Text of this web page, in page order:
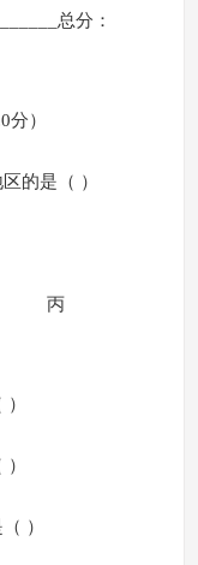
总分：
）
的是（ ）
丙
）